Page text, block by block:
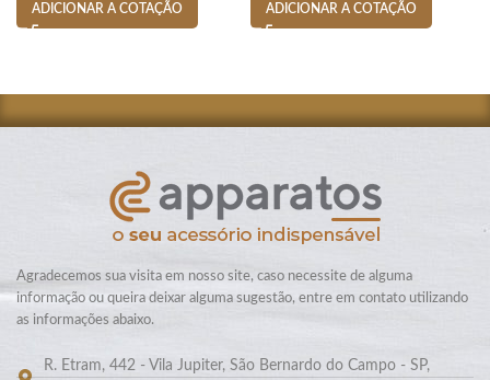
ADICIONAR A COTAÇÃO ADICIONAR A COTAÇÃO
Agradecemos sua visita em nosso site, caso necessite de alguma
informação ou queira deixar alguma sugestão, entre em contato utilizando
as informações abaixo.
R. Etram, 442 - Vila Jupiter, São Bernardo do Campo - SP,